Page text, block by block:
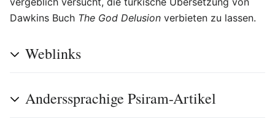
Dawkins Buch The God Delusion verbieten zu lassen.
Weblinks
Anderssprachige Psiram-Artikel